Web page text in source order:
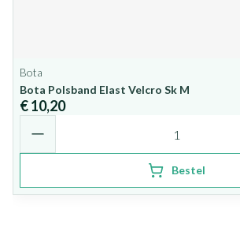
Bota
Bota Polsband Elast Velcro Sk M
€ 10,20
Bestel